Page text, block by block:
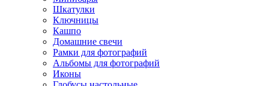
Шкатулки
Ключницы
Кашпо
Домашние свечи
Рамки для фотографий
Альбомы для фотографий
Иконы